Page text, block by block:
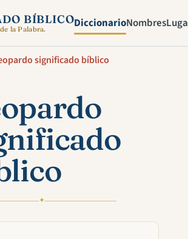
BÍBLICO
la Palabra. DiccionarioNombres
significado bíblico
✦